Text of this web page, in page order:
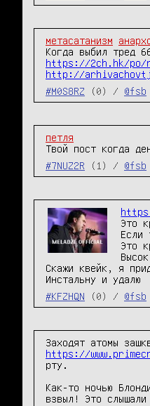
метасатанизм
https://2ch.hk/po/
http://
#M0S8RZ
(0) / @fsb
петля
Твой пост когда
#7NUZ2R
(1) / @fsb
Это
Если
Это
Скажи квейк, я
Инстальну и удалю
#KFZHQN
(0) / @fsb
https://
рту.
Как-то ночью
взвыл! Это